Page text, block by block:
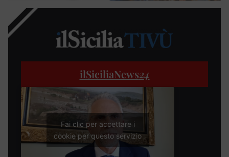
ilSiciliaNews24
Fai clic per accettare i
cookie per questo servizio